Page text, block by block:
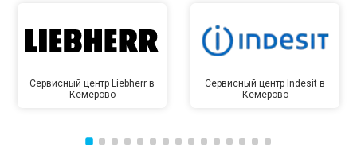
Сервисный центр Liebherr в
Кемерово
Сервисный центр Indesit в
Кемерово